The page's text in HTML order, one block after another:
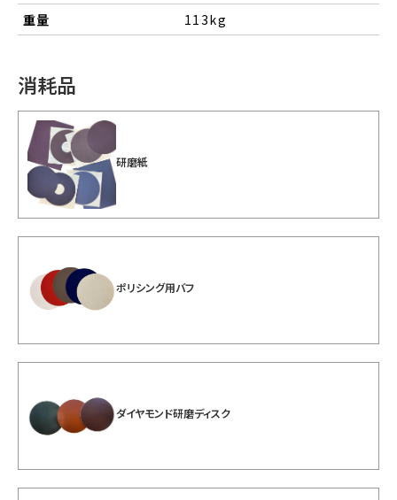
重量
113kg
消耗品
研磨紙
ポリシング用バフ
ダイヤモンド研磨ディスク